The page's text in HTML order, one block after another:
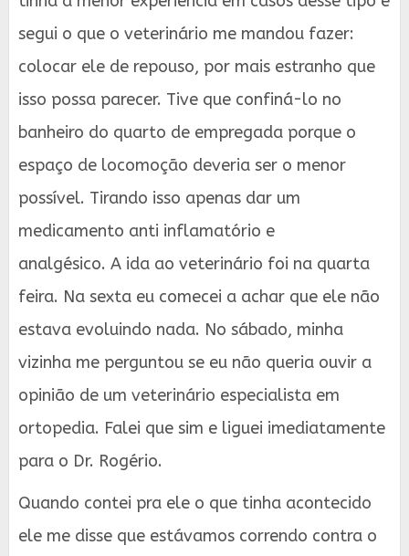
segui o que o veterinário me mandou fazer:
colocar ele de repouso, por mais estranho que
isso possa parecer. Tive que confiná-lo no
banheiro do quarto de empregada porque o
espaço de locomoção deveria ser o menor
possível. Tirando isso apenas dar um
medicamento anti inflamatório e
analgésico. A ida ao veterinário foi na quarta
feira. Na sexta eu comecei a achar que ele não
estava evoluindo nada. No sábado, minha
vizinha me perguntou se eu não queria ouvir a
opinião de um veterinário especialista em
ortopedia. Falei que sim e liguei imediatamente
para o Dr. Rogério.
Quando contei pra ele o que tinha acontecido
ele me disse que estávamos correndo contra o